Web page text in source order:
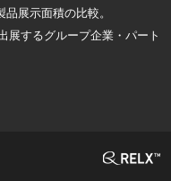
展示面積の比較。
展するグループ企業・パート